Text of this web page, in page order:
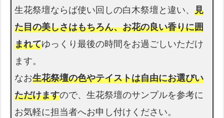
生花祭壇ならば使い回しの白木祭壇と違い、見
た目の美しさはもちろん、お花の良い香りに囲
まれてゆっくり最後の時間をお過ごしいただけ
ます。
なお生花祭壇の色やテイストは自由にお選びい
ただけますので、生花祭壇のサンプルを参考に
お気軽に担当者へお申し付けください。